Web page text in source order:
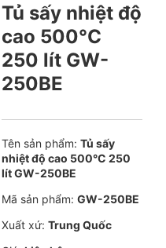
Tủ sấy nhiệt độ
cao 500°C
250 lít GW-
250BE
Tên sản phẩm: Tủ sấy
nhiệt độ cao 500°C 250
lít GW-250BE
Mã sản phẩm: GW-250BE
Xuất xứ: Trung Quốc